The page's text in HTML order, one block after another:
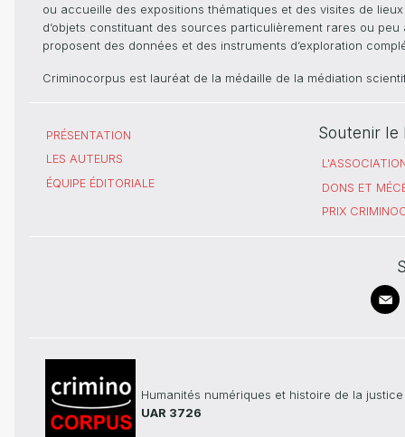
ou accueille des expositions thématiques et des visites de
d’objets constituant des sources particulièrement rares ou
proposent des données et des instruments d’exploration
Criminocorpus est lauréat de la médaille de la médiation
PRÉSENTATION
LES AUTEURS
ÉQUIPE ÉDITORIALE
Soutenir le
DONS ET
PRIX
Humanités numériques et histoire de la justice
UAR 3726